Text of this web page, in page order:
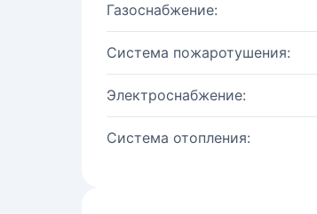
Газоснабжение:
Система пожаротушения:
Электроснабжение:
Система отопления: